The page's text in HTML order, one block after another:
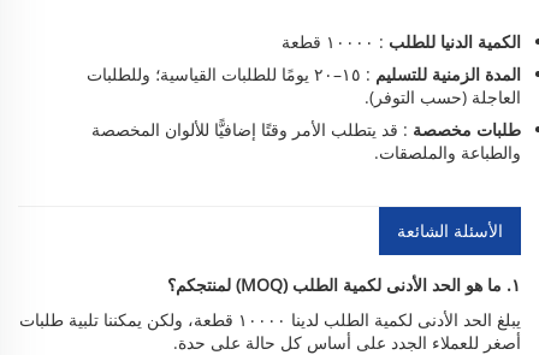
الكمية الدنيا للطلب : ١٠٠٠٠ قطعة
المدة الزمنية للتسليم
: ١٥–٢٠ يومًا للطلبات القياسية؛ وللطلبات
العاجلة (حسب التوفر).
طلبات مخصصة : قد يتطلب الأمر وقتًا إضافيًّا للألوان المخصصة
والطباعة والملصقات.
الأسئلة الشائعة
١. ما هو الحد الأدنى لكمية الطلب (MOQ) لمنتجكم؟
يبلغ الحد الأدنى لكمية الطلب لدينا ١٠٠٠٠ قطعة، ولكن يمكننا تلبية طلبات
أصغر للعملاء الجدد على أساس كل حالة على حدة.